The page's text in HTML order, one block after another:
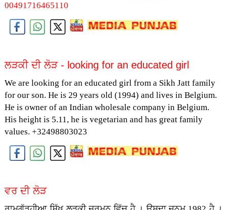
00491716465110
ਲੜਕੀ ਦੀ ਲੋੜ - looking for an educated girl
We are looking for an educated girl from a Sikh Jatt family
for our son. He is 29 years old (1994) and lives in Belgium.
He is owner of an Indian wholesale company in Belgium.
His height is 5.11, he is vegetarian and has great family
values. +32498803023
ਵਰ ਦੀ ਲੋੜ